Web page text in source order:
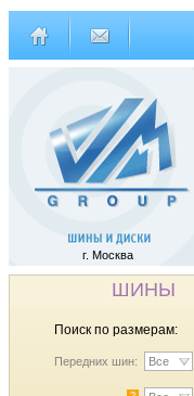
г. Москва
ШИНЫ
Поиск по размерам:
Передних шин: Все